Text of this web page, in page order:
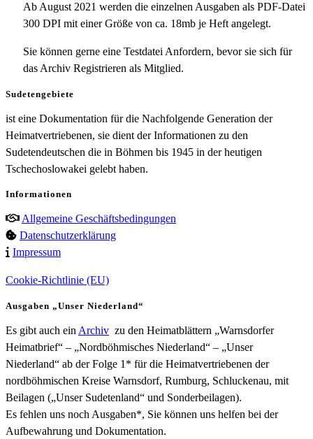
Ab August 2021 werden die einzelnen Ausgaben als PDF-Datei
300 DPI mit einer Größe von ca. 18mb je Heft angelegt.
Sie können gerne eine Testdatei Anfordern, bevor sie sich für
das Archiv Registrieren als Mitglied.
Sudetengebiete
ist eine Dokumentation für die Nachfolgende Generation der
Heimatvertriebenen, sie dient der Informationen zu den
Sudetendeutschen die in Böhmen bis 1945 in der heutigen
Tschechoslowakei gelebt haben.
Informationen
Allgemeine Geschäftsbedingungen
Datenschutzerklärung
Impressum
Cookie-Richtlinie (EU)
Ausgaben „Unser Niederland“
Es gibt auch ein Archiv zu den Heimatblättern „Warnsdorfer
Heimatbrief“ – „Nordböhmisches Niederland“ – „Unser
Niederland“ ab der Folge 1* für die Heimatvertriebenen der
nordböhmischen Kreise Warnsdorf, Rumburg, Schluckenau, mit
Beilagen („Unser Sudetenland“ und Sonderbeilagen).
Es fehlen uns noch Ausgaben*, Sie können uns helfen bei der
Aufbewahrung und Dokumentation.